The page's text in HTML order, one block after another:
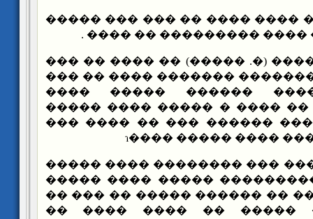
���� ������ ���� ���� ��
������ ���� ��� ����
��� ��� ������ (�. �����) ��
����� �� ��� ���������
��������� ������
������� ��� �� �� ���� �
�� ������ ������� ������
����� � ��� �� ����
���� �������� ���
���� ������ � ���������
���� ���� � ����� ��
������ ������ �����